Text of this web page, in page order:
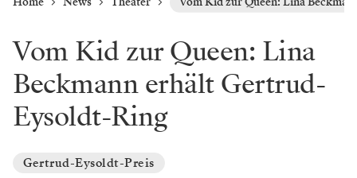
Vom Kid zur Queen: Lina
Beckmann erhält Gertrud-
Eysoldt-Ring
Gertrud-Eysoldt-Preis